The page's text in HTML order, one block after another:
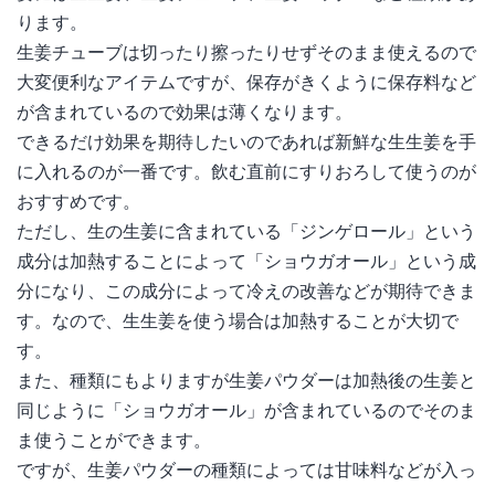
ります。
生姜チューブは切ったり擦ったりせずそのまま使えるので
大変便利なアイテムですが、保存がきくように保存料など
が含まれているので効果は薄くなります。
できるだけ効果を期待したいのであれば新鮮な生生姜を手
に入れるのが一番です。飲む直前にすりおろして使うのが
おすすめです。
ただし、生の生姜に含まれている「ジンゲロール」という
成分は加熱することによって「ショウガオール」という成
分になり、この成分によって冷えの改善などが期待できま
す。なので、生生姜を使う場合は加熱することが大切で
す。
また、種類にもよりますが生姜パウダーは加熱後の生姜と
同じように「ショウガオール」が含まれているのでそのま
ま使うことができます。
ですが、生姜パウダーの種類によっては甘味料などが入っ